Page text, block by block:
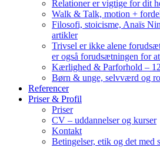
Relationer er vigtige for dit
Walk & Talk, motion +
Filosofi, stoicisme, Anaïs
artikler
Trivsel er ikke alene
er også forudsætningen for
Kærlighed & Parforhold –
Børn & unge, selvværd og
Referencer
Priser & Profil
Priser
CV – uddannelser og kurser
Kontakt
Betingelser, etik og det med